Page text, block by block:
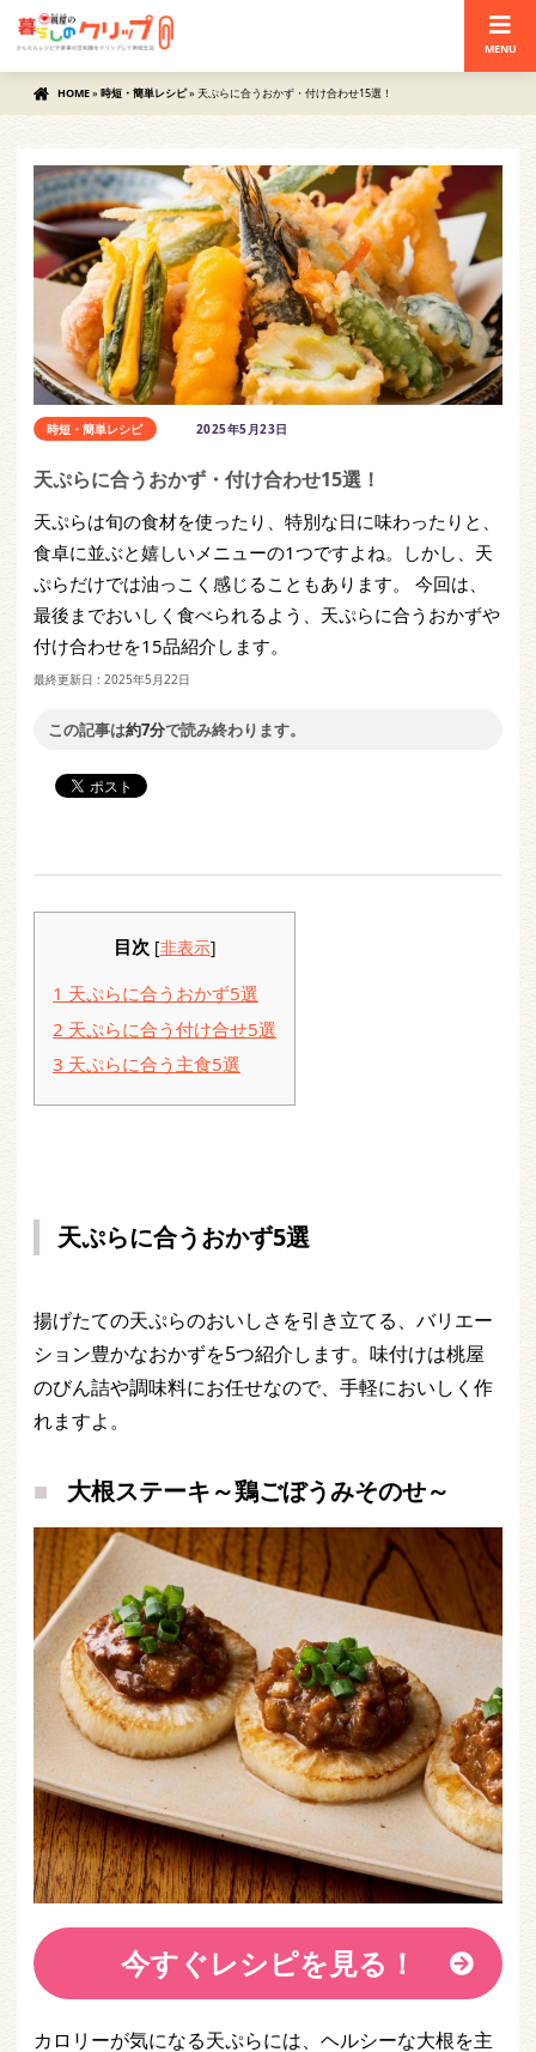
MENU
HOME» 時短・簡単レシピ» 天ぷらに合うおかず・付け合わせ15選！
時短・簡単レシピ 2025年5月23日
天ぷらに合うおかず・付け合わせ15選！
天ぷらは旬の食材を使ったり、特別な日に味わったりと、
食卓に並ぶと嬉しいメニューの1つですよね。しかし、天
ぷらだけでは油っこく感じることもあります。 今回は、
最後までおいしく食べられるよう、天ぷらに合うおかずや
付け合わせを15品紹介します。
最終更新日 : 2025年5月22日
この記事は約7分で読み終わります。
目次 [非表示]
1 天ぷらに合うおかず5選
2 天ぷらに合う付け合せ5選
3 天ぷらに合う主食5選
天ぷらに合うおかず5選
揚げたての天ぷらのおいしさを引き立てる、バリエー
ション豊かなおかずを5つ紹介します。味付けは桃屋
のびん詰や調味料にお任せなので、手軽においしく作
れますよ。
大根ステーキ～鶏ごぼうみそのせ～
今すぐレシピを見る！
カロリーが気になる天ぷらには、ヘルシーな大根を主